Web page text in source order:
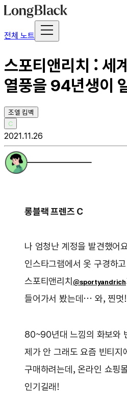
전체 노트
스포티앤리치 : 세
열풍을 94년생이
조엘 킴벡
C
2021.11.26
롱블랙 프렌즈 C
나 엄청난 계정을 발견했어
인스타그램에서 옷 구경하
스포티앤리치 @sportyandrich
들어가서 봤는데… 와, 찐멋!
80~90년대 느낌의 화보와
제가 안 그래도 요즘 빈티지
구매하려는데, 온라인 쇼핑
인기길래!